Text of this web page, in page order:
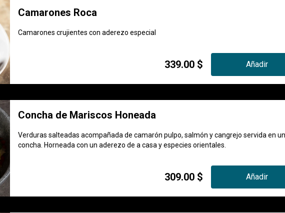
Camarones Roca
Camarones crujientes con aderezo especial
339.00 $ Añadir
Concha de Mariscos Honeada
Verduras salteadas acompañada de camarón pulpo, salmón y cangrejo servida en
concha. Horneada con un aderezo de a casa y especies orientales.
309.00 $ Añadir